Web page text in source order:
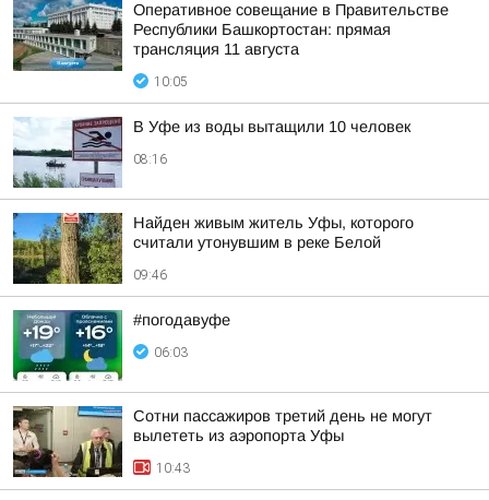
Оперативное совещание в Правительстве
Республики Башкортостан: прямая
трансляция 11 августа
10:05
В Уфе из воды вытащили 10 человек
08:16
Найден живым житель Уфы, которого
считали утонувшим в реке Белой
09:46
#погодавуфе
06:03
Сотни пассажиров третий день не могут
вылететь из аэропорта Уфы
10:43